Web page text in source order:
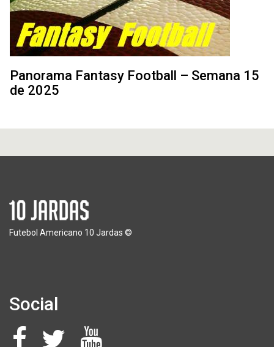
Panorama Fantasy Football – Semana 15
de 2025
Futebol Americano 10 Jardas ©
Social